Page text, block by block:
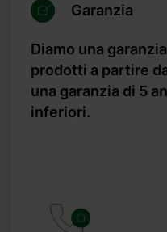
Garanzia
Diamo una
prodotti a partire
una garanzia di 5
inferiori.